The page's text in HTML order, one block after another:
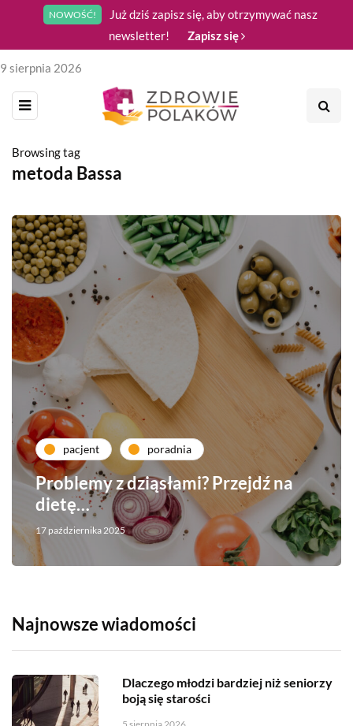
NOWOŚĆ!
Już dziś zapisz się, aby otrzymywać nasz
newsletter!
Zapisz się
9 sierpnia 2026
Browsing tag
metoda Bassa
pacjent poradnia
Problemy z dziąsłami? Przejdź na
dietę…
17 października 2025
Najnowsze wiadomości
Dlaczego młodzi bardziej niż seniorzy
boją się starości